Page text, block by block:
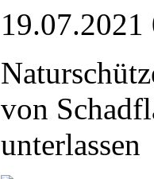
19.07.2021
von
unterlassen